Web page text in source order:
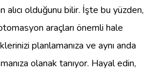
alıcı olduğunu bilir. İşte bu yüzden,
araçları önemli hale
planlamanıza ve aynı anda
olanak tanıyor. Hayal edin,